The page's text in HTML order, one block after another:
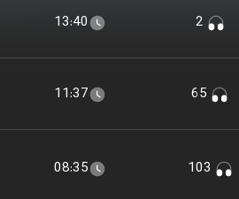
13:40
11:37
08:35